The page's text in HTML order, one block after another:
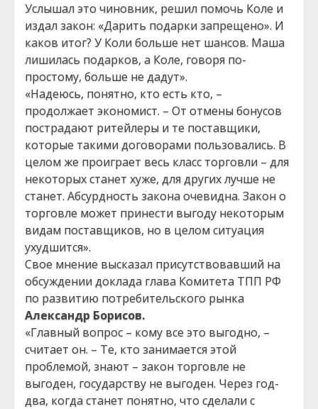
Услышал это чиновник, решил помочь Коле и
издал закон: «Дарить подарки запрещено». И
каков итог? У Коли больше нет шансов. Маша
лишилась подарков, а Коле, говоря по-
простому, больше не дадут».
«Надеюсь, понятно, кто есть кто, –
продолжает экономист. – От отмены бонусов
пострадают ритейлеры и те поставщики,
которые такими договорами пользовались. В
целом же проиграет весь класс торговли – для
некоторых станет хуже, для других лучше не
станет. Абсурдность закона очевидна. Закон о
торговле может принести выгоду некоторым
видам поставщиков, но в целом ситуация
ухудшится».
Свое мнение высказал присутствовавший на
обсуждении доклада глава Комитета ТПП РФ
по развитию потребительского рынка
Александр Борисов.
«Главный вопрос – кому все это выгодно, –
считает он. – Те, кто занимается этой
проблемой, знают – закон торговле не
выгоден, государству не выгоден. Через год-
два, когда станет понятно, что сделали с